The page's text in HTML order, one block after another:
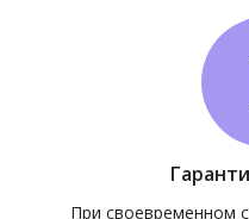
При своевременном